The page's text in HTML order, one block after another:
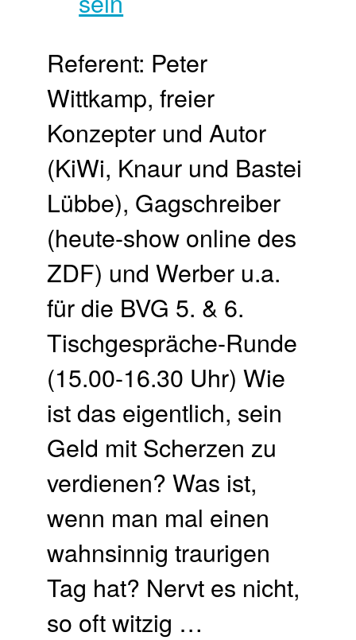
Referent: Peter
Wittkamp, freier
Konzepter und Autor
(KiWi, Knaur und Bastei
Lübbe), Gagschreiber
(heute-show online des
ZDF) und Werber u.a.
für die BVG 5. & 6.
Tischgespräche-Runde
(15.00-16.30 Uhr) Wie
ist das eigentlich, sein
Geld mit Scherzen zu
verdienen? Was ist,
wenn man mal einen
wahnsinnig traurigen
Tag hat? Nervt es nicht,
so oft witzig …